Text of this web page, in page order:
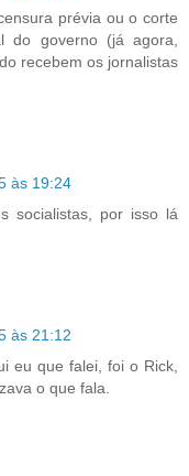
prévia ou o corte
do governo (já agora,
recebem os jornalistas
às 19:24
socialistas, por isso lá
às 21:12
eu que falei, foi o Rick,
o que fala.